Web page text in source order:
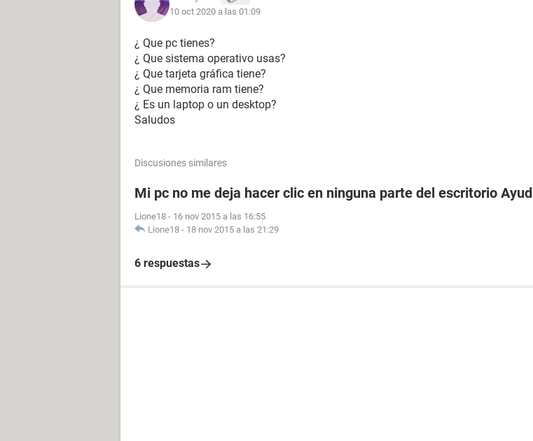
10 oct 2020 a las 01:09
¿ Que pc tienes?
¿ Que sistema operativo usas?
¿ Que tarjeta gráfica tiene?
¿ Que memoria ram tiene?
¿ Es un laptop o un desktop?
Saludos
Discusiones similares
Mi pc no me deja hacer clic en ninguna parte del escritorio Ayud
Lione18 - 16 nov 2015 a las 16:55
Lione18 - 18 nov 2015 a las 21:29
6 respuestas